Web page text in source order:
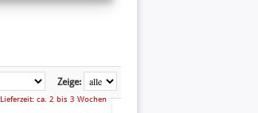
Zeige:
Lieferzeit: ca. 2 bis 3 Wochen